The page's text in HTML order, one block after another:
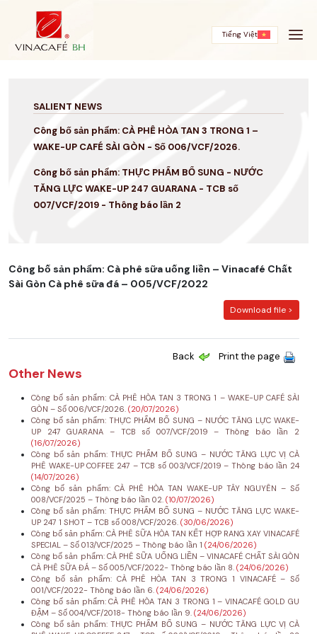
Tiếng Việt
SALIENT NEWS
Công bố sản phẩm: CÀ PHÊ HÒA TAN 3 TRONG 1 –
WAKE-UP CAFÉ SÀI GÒN - Số 006/VCF/2026.
Công bố sản phẩm: THỰC PHẨM BỔ SUNG - NƯỚC
TĂNG LỰC WAKE-UP 247 GUARANA - TCB số
007/VCF/2019 - Thông báo lần 2
Công bố sản phẩm: Cà phê sữa uống liền – Vinacafé Chất
Sài Gòn Cà phê sữa đá – 005/VCF/2022
Download file >
Back Print the page
Other News
Công bố sản phẩm: CÀ PHÊ HÒA TAN 3 TRONG 1 – WAKE-UP CAFÉ SÀI
GÒN – Số 006/VCF/2026. (20/07/2026)
Công bố sản phẩm: THỰC PHẨM BỔ SUNG – NƯỚC TĂNG LỰC WAKE-
UP 247 GUARANA – TCB số 007/VCF/2019 – Thông báo lần 2
(16/07/2026)
Công bố sản phẩm: THỰC PHẨM BỔ SUNG – NƯỚC TĂNG LỰC VỊ CÀ
PHÊ WAKE-UP COFFEE 247 – TCB số 003/VCF/2019 – Thông báo lần 24
(14/07/2026)
Công bố sản phẩm: CÀ PHÊ HÒA TAN WAKE-UP TÂY NGUYÊN – Số
008/VCF/2025 – Thông báo lần 02. (10/07/2026)
Công bố sản phẩm: THỰC PHẨM BỔ SUNG – NƯỚC TĂNG LỰC WAKE-
UP 247 1 SHOT – TCB số 008/VCF/2026. (30/06/2026)
Công bố sản phẩm: CÀ PHÊ SỮA HÒA TAN KẾT HỢP RANG XAY VINACAFÉ
SPECIAL – Số 013/VCF/2025 – Thông báo lần 1 (24/06/2026)
Công bố sản phẩm: CÀ PHÊ SỮA UỐNG LIỀN – VINACAFÉ CHẤT SÀI GÒN
CÀ PHÊ SỮA ĐÁ – Số 005/VCF/2022- Thông báo lần 8. (24/06/2026)
Công bố sản phẩm: CÀ PHÊ HÒA TAN 3 TRONG 1 VINACAFÉ – Số
001/VCF/2022- Thông báo lần 6. (24/06/2026)
Công bố sản phẩm: CÀ PHÊ HÒA TAN 3 TRONG 1 – VINACAFÉ GOLD GU
ĐẬM – Số 004/VCF/2018- Thông báo lần 9. (24/06/2026)
Công bố sản phẩm: THỰC PHẨM BỔ SUNG – NƯỚC TĂNG LỰC VỊ CÀ